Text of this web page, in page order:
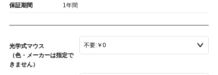
保証期間 1年間
光学式マウス
（色・メーカーは指定で
きません）